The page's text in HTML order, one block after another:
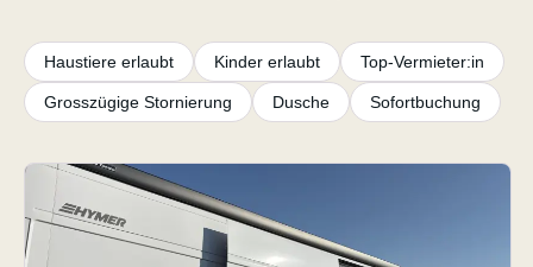
Haustiere erlaubt Kinder erlaubt Top-Vermieter:in
Grosszügige Stornierung Dusche Sofortbuchung